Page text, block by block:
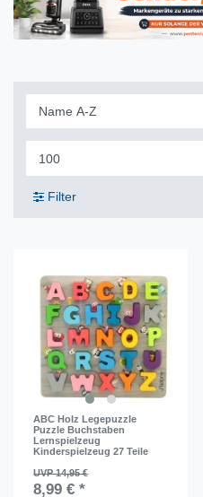
Filter
ABC Holz Legepuzzle
Puzzle Buchstaben
Lernspielzeug
Kinderspielzeug 27 Teile
UVP 14,95 €
8,99 € *